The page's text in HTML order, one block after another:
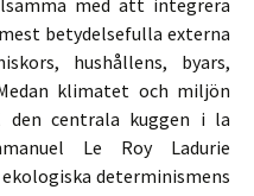
med att integrera
betydelsefulla externa
hushållens, byars,
klimatet och miljön
den centrala kuggen i la
Le Roy Ladurie
determinismens